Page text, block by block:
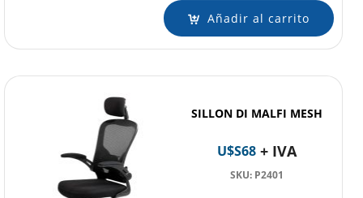
Añadir al carrito
SILLON DI MALFI MESH
U$S68+ IVA
SKU: P2401